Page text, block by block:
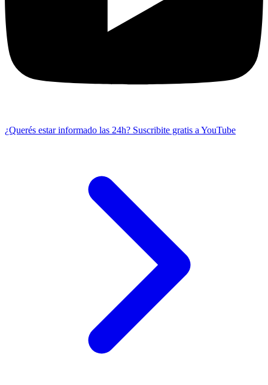
¿Querés estar informado las 24h? Suscribite gratis a YouTube